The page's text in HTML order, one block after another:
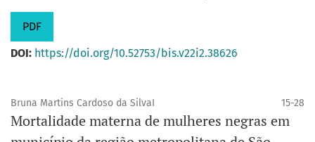
PDF
DOI: https://doi.org/10.52753/bis.v22i2.38626
Bruna Martins Cardoso da SilvaI 15-28
Mortalidade materna de mulheres negras em